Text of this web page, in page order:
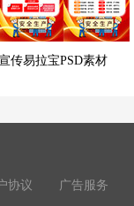
传易拉宝PSD素材
协议 广告服务